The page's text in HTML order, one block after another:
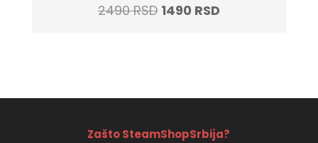
2490RSD Original
1490 RSDCurrent
Zašto SteamShopSrbija?